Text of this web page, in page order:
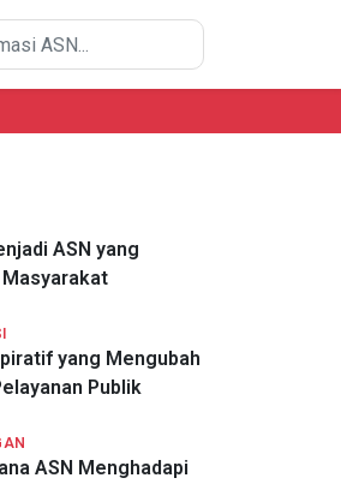
ASN yang
yang Mengubah
Publik
ASN Menghadapi